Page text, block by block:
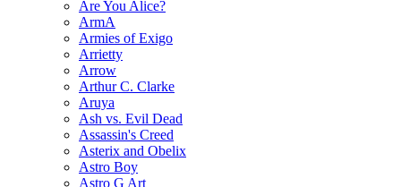
Are You Alice?
ArmA
Armies of Exigo
Arrietty
Arrow
Arthur C. Clarke
Aruya
Ash vs. Evil Dead
Assassin's Creed
Asterix and Obelix
Astro Boy
Astro G Art